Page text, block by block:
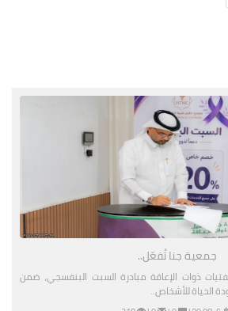
جمعية جنا تُفعّل..
ذوات الإعاقة مبادرة السبت البنفسجي، ضمن
الحياة للأشخاص..